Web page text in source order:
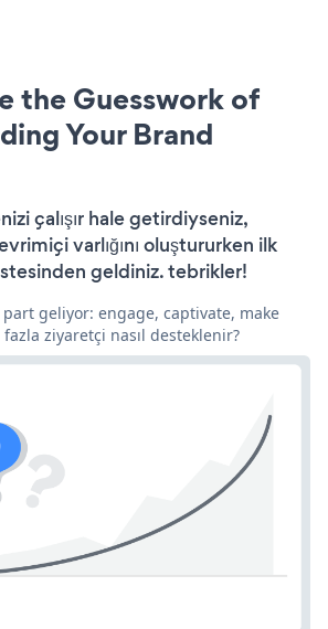
the Guesswork of
Your Brand
çalışır hale getirdiyseniz,
varlığını oluştururken ilk
geldiniz. tebrikler!
geliyor: engage, captivate, make
fazla ziyaretçi nasıl desteklenir?